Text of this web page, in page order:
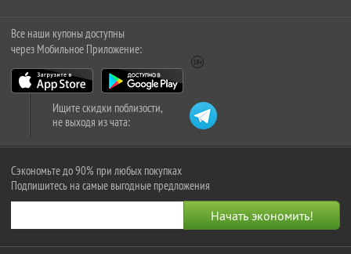
Все наши купоны доступны
через Мобильное Приложение:
Ищите скидки поблизости,
не выходя из чата:
Сэкономьте до 90% при любых покупках
Подпишитесь на самые выгодные предложения